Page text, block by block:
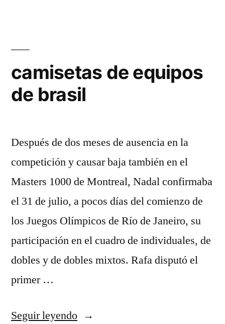
camisetas de equipos
de brasil
Después de dos meses de ausencia en la
competición y causar baja también en el
Masters 1000 de Montreal, Nadal confirmaba
el 31 de julio, a pocos días del comienzo de
los Juegos Olímpicos de Río de Janeiro, su
participación en el cuadro de individuales, de
dobles y de dobles mixtos. Rafa disputó el
primer …
Seguir leyendo«camisetas